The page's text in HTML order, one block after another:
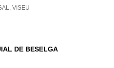
VISEU
DE BESELGA